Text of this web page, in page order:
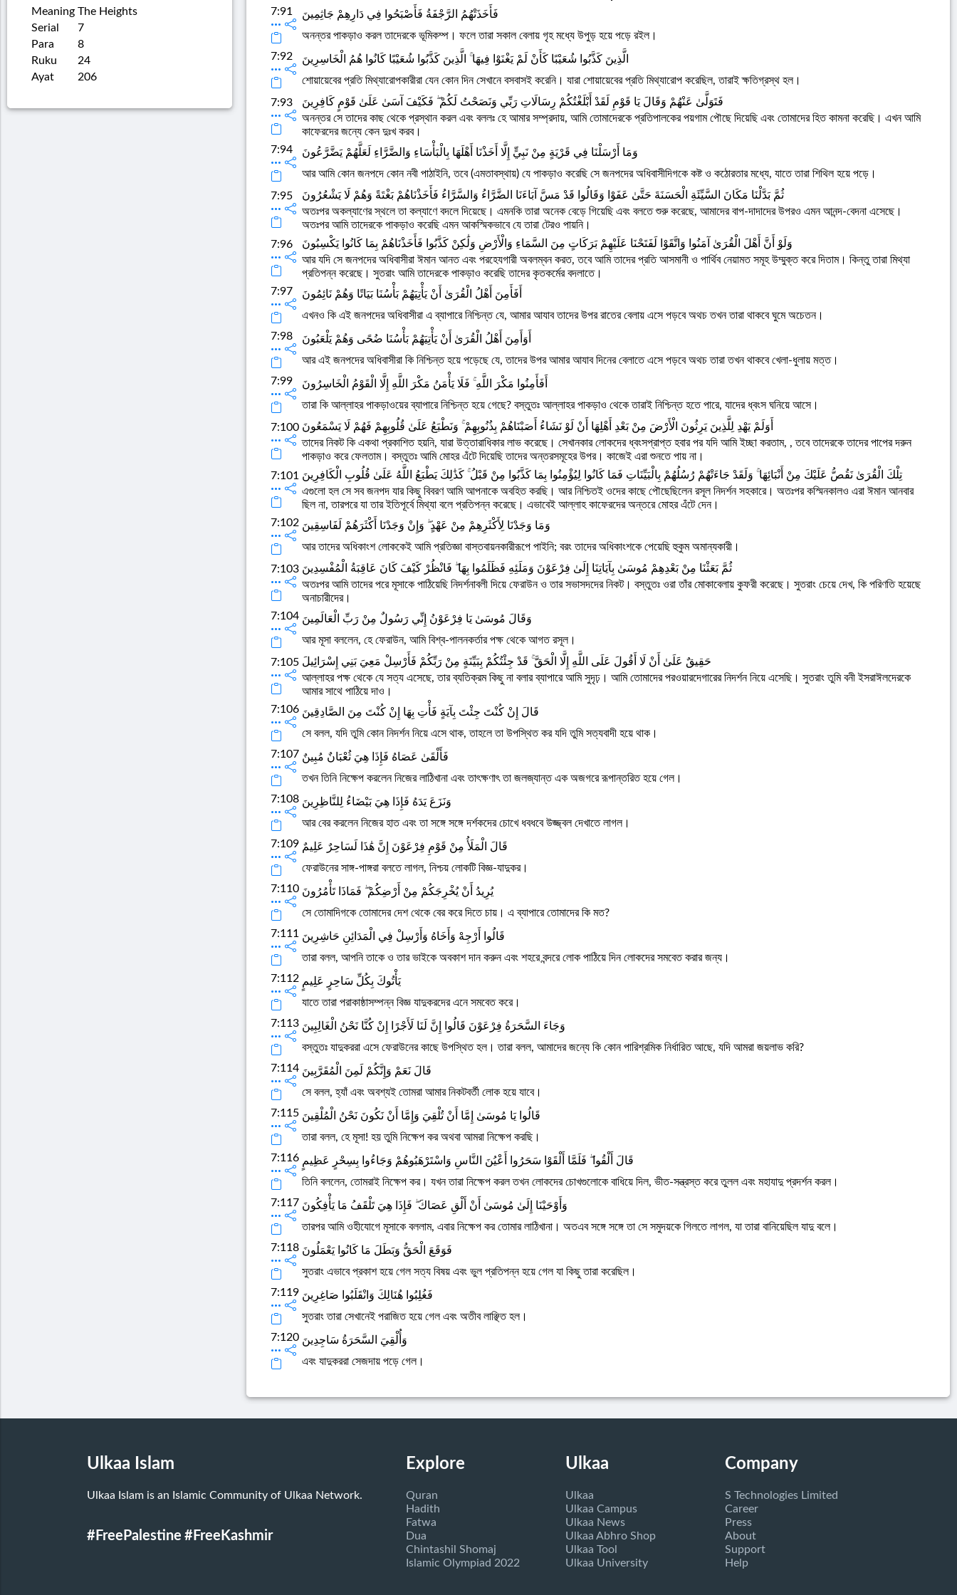
Meaning The Heights
Serial
7
Para
8
Ruku
24
Ayat
206
7:91
فَأَخَذَتْهُمُ الرَّجْفَةُ فَأَصْبَحُوا فِي دَارِهِمْ جَاثِمِينَ
অনন্তর পাকড়াও করল তাদেরকে ভূমিকম্প। ফলে তারা সকাল বেলায় গৃহ মধ্যে উপুড় হয়ে পড়ে রইল।
7:92
الَّذِينَ كَذَّبُوا شُعَيْبًا كَأَنْ لَمْ يَغْنَوْا فِيهَا ۚ الَّذِينَ كَذَّبُوا شُعَيْبًا كَانُوا هُمُ الْخَاسِرِينَ
শোয়ায়েবের প্রতি মিথ্যারোপকারীরা যেন কোন দিন সেখানে বসবাসই করেনি। যারা শোয়ায়েবের প্রতি মিথ্যারোপ করেছিল, তারাই ক্ষতিগ্রস্থ হল।
7:93
فَتَوَلَّىٰ عَنْهُمْ وَقَالَ يَا قَوْمِ لَقَدْ أَبْلَغْتُكُمْ رِسَالَاتِ رَبِّي وَنَصَحْتُ لَكُمْ ۖ فَكَيْفَ آسَىٰ عَلَىٰ قَوْمٍ كَافِرِينَ
অনন্তর সে তাদের কাছ থেকে প্রস্থান করল এবং বললঃ হে আমার সম্প্রদায়, আমি তোমাদেরকে প্রতিপালকের পয়গাম পৌছে দিয়েছি এবং তোমাদের হিত কামনা করেছি। এখন আমি
কাফেরদের জন্যে কেন দুঃখ করব।
7:94
وَمَا أَرْسَلْنَا فِي قَرْيَةٍ مِنْ نَبِيٍّ إِلَّا أَخَذْنَا أَهْلَهَا بِالْبَأْسَاءِ وَالضَّرَّاءِ لَعَلَّهُمْ يَضَّرَّعُونَ
আর আমি কোন জনপদে কোন নবী পাঠাইনি, তবে (এমতাবস্থায়) যে পাকড়াও করেছি সে জনপদের অধিবাসীদিগকে কষ্ট ও কঠোরতার মধ্যে, যাতে তারা শিথিল হয়ে পড়ে।
7:95
ثُمَّ بَدَّلْنَا مَكَانَ السَّيِّئَةِ الْحَسَنَةَ حَتَّىٰ عَفَوْا وَقَالُوا قَدْ مَسَّ آبَاءَنَا الضَّرَّاءُ وَالسَّرَّاءُ فَأَخَذْنَاهُمْ بَغْتَةً وَهُمْ لَا يَشْعُرُونَ
অতঃপর অকল্যাণের স্থলে তা কল্যাণে বদলে দিয়েছে। এমনকি তারা অনেক বেড়ে গিয়েছি এবং বলতে শুরু করেছে, আমাদের বাপ-দাদাদের উপরও এমন আনন্দ-বেদনা এসেছে।
অতঃপর আমি তাদেরকে পাকড়াও করেছি এমন আকস্মিকভাবে যে তারা টেরও পায়নি।
7:96
وَلَوْ أَنَّ أَهْلَ الْقُرَىٰ آمَنُوا وَاتَّقَوْا لَفَتَحْنَا عَلَيْهِمْ بَرَكَاتٍ مِنَ السَّمَاءِ وَالْأَرْضِ وَلَٰكِنْ كَذَّبُوا فَأَخَذْنَاهُمْ بِمَا كَانُوا يَكْسِبُونَ
আর যদি সে জনপদের অধিবাসীরা ঈমান আনত এবং পরহেযগারী অবলম্বন করত, তবে আমি তাদের প্রতি আসমানী ও পার্থিব নেয়ামত সমূহ উম্মুক্ত করে দিতাম। কিন্তু তারা মিথ্যা
প্রতিপন্ন করেছে। সুতরাং আমি তাদেরকে পাকড়াও করেছি তাদের কৃতকর্মের বদলাতে।
7:97
أَفَأَمِنَ أَهْلُ الْقُرَىٰ أَنْ يَأْتِيَهُمْ بَأْسُنَا بَيَاتًا وَهُمْ نَائِمُونَ
এখনও কি এই জনপদের অধিবাসীরা এ ব্যাপারে নিশ্চিন্ত যে, আমার আযাব তাদের উপর রাতের বেলায় এসে পড়বে অথচ তখন তারা থাকবে ঘুমে অচেতন।
7:98
أَوَأَمِنَ أَهْلُ الْقُرَىٰ أَنْ يَأْتِيَهُمْ بَأْسُنَا ضُحًى وَهُمْ يَلْعَبُونَ
আর এই জনপদের অধিবাসীরা কি নিশ্চিন্ত হয়ে পড়েছে যে, তাদের উপর আমার আযাব দিনের বেলাতে এসে পড়বে অথচ তারা তখন থাকবে খেলা-ধুলায় মত্ত।
7:99
أَفَأَمِنُوا مَكْرَ اللَّهِ ۚ فَلَا يَأْمَنُ مَكْرَ اللَّهِ إِلَّا الْقَوْمُ الْخَاسِرُونَ
তারা কি আল্লাহর পাকড়াওয়ের ব্যাপারে নিশ্চিন্ত হয়ে গেছে? বস্তুতঃ আল্লাহর পাকড়াও থেকে তারাই নিশ্চিন্ত হতে পারে, যাদের ধ্বংস ঘনিয়ে আসে।
7:100 أَوَلَمْ يَهْدِ لِلَّذِينَ يَرِثُونَ الْأَرْضَ مِنْ بَعْدِ أَهْلِهَا أَنْ لَوْ نَشَاءُ أَصَبْنَاهُمْ بِذُنُوبِهِمْ ۚ وَنَطْبَعُ عَلَىٰ قُلُوبِهِمْ فَهُمْ لَا يَسْمَعُونَ
তাদের নিকট কি একথা প্রকাশিত হয়নি, যারা উত্তারাধিকার লাভ করেছে। সেখানকার লোকদের ধ্বংসপ্রাপ্ত হবার পর যদি আমি ইচ্ছা করতাম, , তবে তাদেরকে তাদের পাপের দরুন
পাকড়াও করে ফেলতাম। বস্তুতঃ আমি মোহর এঁটে দিয়েছি তাদের অন্তরসমূহের উপর। কাজেই এরা শুনতে পায় না।
7:101 تِلْكَ الْقُرَىٰ نَقُصُّ عَلَيْكَ مِنْ أَنْبَائِهَا ۚ وَلَقَدْ جَاءَتْهُمْ رُسُلُهُمْ بِالْبَيِّنَاتِ فَمَا كَانُوا لِيُؤْمِنُوا بِمَا كَذَّبُوا مِنْ قَبْلُ ۚ كَذَٰلِكَ يَطْبَعُ اللَّهُ عَلَىٰ قُلُوبِ الْكَافِرِينَ
এগুলো হল সে সব জনপদ যার কিছু বিবরণ আমি আপনাকে অবহিত করছি। আর নিশ্চিতই ওদের কাছে পৌছেছিলেন রসূল নিদর্শন সহকারে। অতঃপর কস্মিনকালও এরা ঈমান আনবার
ছিল না, তারপরে যা তার ইতিপূর্বে মিথ্যা বলে প্রতিপন্ন করেছে। এভাবেই আল্লাহ কাফেরদের অন্তরে মোহর এঁটে দেন।
7:102 وَمَا وَجَدْنَا لِأَكْثَرِهِمْ مِنْ عَهْدٍ ۖ وَإِنْ وَجَدْنَا أَكْثَرَهُمْ لَفَاسِقِينَ
আর তাদের অধিকাংশ লোককেই আমি প্রতিজ্ঞা বাস্তবায়নকারীরূপে পাইনি; বরং তাদের অধিকাংশকে পেয়েছি হুকুম অমান্যকারী।
7:103 ثُمَّ بَعَثْنَا مِنْ بَعْدِهِمْ مُوسَىٰ بِآيَاتِنَا إِلَىٰ فِرْعَوْنَ وَمَلَئِهِ فَظَلَمُوا بِهَا ۖ فَانْظُرْ كَيْفَ كَانَ عَاقِبَةُ الْمُفْسِدِينَ
অতঃপর আমি তাদের পরে মূসাকে পাঠিয়েছি নিদর্শনাবলী দিয়ে ফেরাউন ও তার সভাসদদের নিকট। বস্তুতঃ ওরা তাঁর মোকাবেলায় কুফরী করেছে। সুতরাং চেয়ে দেখ, কি পরিণতি হয়েছে
অনাচারীদের।
7:104 وَقَالَ مُوسَىٰ يَا فِرْعَوْنُ إِنِّي رَسُولٌ مِنْ رَبِّ الْعَالَمِينَ
আর মূসা বললেন, হে ফেরাউন, আমি বিশ্ব-পালনকর্তার পক্ষ থেকে আগত রসূল।
7:105 حَقِيقٌ عَلَىٰ أَنْ لَا أَقُولَ عَلَى اللَّهِ إِلَّا الْحَقَّ ۚ قَدْ جِئْتُكُمْ بِبَيِّنَةٍ مِنْ رَبِّكُمْ فَأَرْسِلْ مَعِيَ بَنِي إِسْرَائِيلَ
আল্লাহর পক্ষ থেকে যে সত্য এসেছে, তার ব্যতিক্রম কিছু না বলার ব্যাপারে আমি সুদৃঢ়। আমি তোমাদের পরওয়ারদেগারের নিদর্শন নিয়ে এসেছি। সুতরাং তুমি বনী ইসরাঈলদেরকে
আমার সাথে পাঠিয়ে দাও।
7:106 قَالَ إِنْ كُنْتَ جِئْتَ بِآيَةٍ فَأْتِ بِهَا إِنْ كُنْتَ مِنَ الصَّادِقِينَ
সে বলল, যদি তুমি কোন নিদর্শন নিয়ে এসে থাক, তাহলে তা উপস্থিত কর যদি তুমি সত্যবাদী হয়ে থাক।
7:107 فَأَلْقَىٰ عَصَاهُ فَإِذَا هِيَ ثُعْبَانٌ مُبِينٌ
তখন তিনি নিক্ষেপ করলেন নিজের লাঠিখানা এবং তাৎক্ষণাৎ তা জলজ্যান্ত এক অজগরে রূপান্তরিত হয়ে গেল।
7:108 وَنَزَعَ يَدَهُ فَإِذَا هِيَ بَيْضَاءُ لِلنَّاظِرِينَ
আর বের করলেন নিজের হাত এবং তা সঙ্গে সঙ্গে দর্শকদের চোখে ধবধবে উজ্জ্বল দেখাতে লাগল।
7:109 قَالَ الْمَلَأُ مِنْ قَوْمِ فِرْعَوْنَ إِنَّ هَٰذَا لَسَاحِرٌ عَلِيمٌ
ফেরাউনের সাঙ্গ-পাঙ্গরা বলতে লাগল, নিশ্চয় লোকটি বিজ্ঞ-যাদুকর।
7:110 يُرِيدُ أَنْ يُخْرِجَكُمْ مِنْ أَرْضِكُمْ ۖ فَمَاذَا تَأْمُرُونَ
সে তোমাদিগকে তোমাদের দেশ থেকে বের করে দিতে চায়। এ ব্যাপারে তোমাদের কি মত?
7:111 قَالُوا أَرْجِهْ وَأَخَاهُ وَأَرْسِلْ فِي الْمَدَائِنِ حَاشِرِينَ
তারা বলল, আপনি তাকে ও তার ভাইকে অবকাশ দান করুন এবং শহরে বন্দরে লোক পাঠিয়ে দিন লোকদের সমবেত করার জন্য।
7:112 يَأْتُوكَ بِكُلِّ سَاحِرٍ عَلِيمٍ
যাতে তারা পরাকাষ্ঠাসম্পন্ন বিজ্ঞ যাদুকরদের এনে সমবেত করে।
7:113 وَجَاءَ السَّحَرَةُ فِرْعَوْنَ قَالُوا إِنَّ لَنَا لَأَجْرًا إِنْ كُنَّا نَحْنُ الْغَالِبِينَ
বস্তুতঃ যাদুকররা এসে ফেরাউনের কাছে উপস্থিত হল। তারা বলল, আমাদের জন্যে কি কোন পারিশ্রমিক নির্ধারিত আছে, যদি আমরা জয়লাভ করি?
7:114 قَالَ نَعَمْ وَإِنَّكُمْ لَمِنَ الْمُقَرَّبِينَ
সে বলল, হ্যাঁ এবং অবশ্যই তোমরা আমার নিকটবর্তী লোক হয়ে যাবে।
7:115 قَالُوا يَا مُوسَىٰ إِمَّا أَنْ تُلْقِيَ وَإِمَّا أَنْ نَكُونَ نَحْنُ الْمُلْقِينَ
তারা বলল, হে মূসা! হয় তুমি নিক্ষেপ কর অথবা আমরা নিক্ষেপ করছি।
7:116 قَالَ أَلْقُوا ۖ فَلَمَّا أَلْقَوْا سَحَرُوا أَعْيُنَ النَّاسِ وَاسْتَرْهَبُوهُمْ وَجَاءُوا بِسِحْرٍ عَظِيمٍ
তিনি বললেন, তোমরাই নিক্ষেপ কর। যখন তারা নিক্ষেপ করল তখন লোকদের চোখগুলোকে বাধিয়ে দিল, ভীত-সন্ত্রস্ত করে তুলল এবং মহাযাদু প্রদর্শন করল।
7:117 وَأَوْحَيْنَا إِلَىٰ مُوسَىٰ أَنْ أَلْقِ عَصَاكَ ۖ فَإِذَا هِيَ تَلْقَفُ مَا يَأْفِكُونَ
তারপর আমি ওহীযোগে মূসাকে বললাম, এবার নিক্ষেপ কর তোমার লাঠিখানা। অতএব সঙ্গে সঙ্গে তা সে সমুদয়কে গিলতে লাগল, যা তারা বানিয়েছিল যাদু বলে।
7:118 فَوَقَعَ الْحَقُّ وَبَطَلَ مَا كَانُوا يَعْمَلُونَ
সুতরাং এভাবে প্রকাশ হয়ে গেল সত্য বিষয় এবং ভুল প্রতিপন্ন হয়ে গেল যা কিছু তারা করেছিল।
7:119 فَغُلِبُوا هُنَالِكَ وَانْقَلَبُوا صَاغِرِينَ
সুতরাং তারা সেখানেই পরাজিত হয়ে গেল এবং অতীব লাঞ্ছিত হল।
7:120 وَأُلْقِيَ السَّحَرَةُ سَاجِدِينَ
এবং যাদুকররা সেজদায় পড়ে গেল।
Ulkaa Islam
Ulkaa Islam is an Islamic Community of Ulkaa Network.
#FreePalestine #FreeKashmir
Explore
Quran
Hadith
Fatwa
Dua
Chintashil Shomaj
Islamic Olympiad 2022
Ulkaa
Ulkaa
Ulkaa Campus
Ulkaa News
Ulkaa Abhro Shop
Ulkaa Tool
Ulkaa University
Company
S Technologies Limited
Career
Press
About
Support
Help